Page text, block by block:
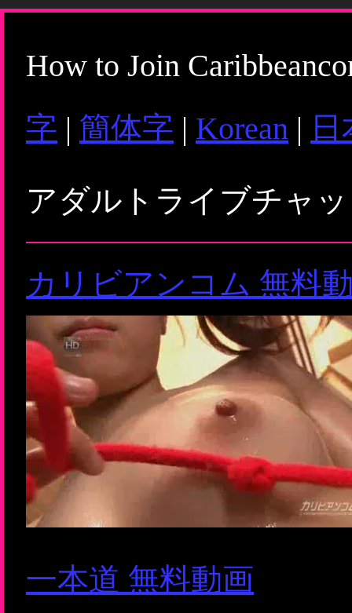
How to Join
字 | 簡体字 | Korean |
アダルトライブチャ
カリビアンコム 無料
一本道 無料動画